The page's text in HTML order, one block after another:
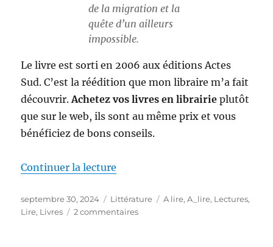
de la migration et la
quête d’un ailleurs
impossible.
Le livre est sorti en 2006 aux éditions Actes
Sud. C’est la réédition que mon libraire m’a fait
découvrir.Achetez vos livres en librairie plutôt
que sur le web, ils sont au même prix et vous
bénéficiez de bons conseils.
Continuer la lecture
Publié
le
septembre 30, 2024 Catégories
Littérature Étiquettes
A lire,A_lire, Lectures,
Lire, Livres 2 commentairessur